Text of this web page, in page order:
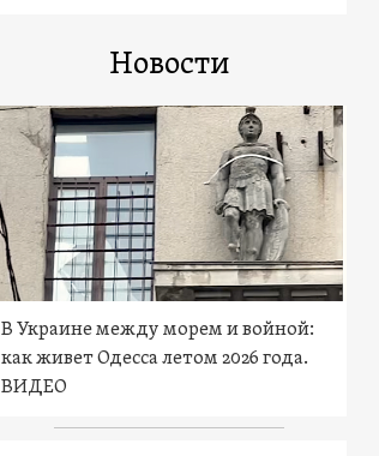
Новости
В Украине между морем и войной:
как живет Одесса летом 2026 года.
ВИДЕО